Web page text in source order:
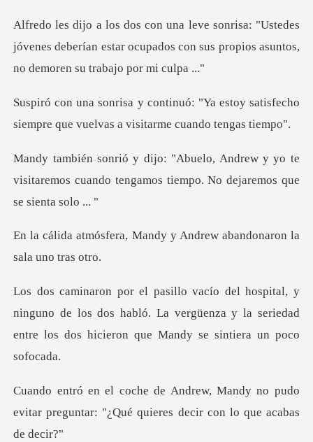
stedes
jóvenes deberían estar ocupados con sus prop
Ya estoy satisfecho
siempre que vuelv
ew y yo te
visitaremos cuando tengamos tie
Mandy y Andrew abandonar
nguno de los dos habló. La vergüenza y la seriedad
entre
ndy no pudo
evitar preguntar: "¿Qué qu